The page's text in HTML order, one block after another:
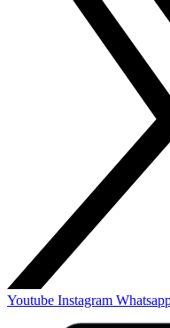
Youtube Instagram